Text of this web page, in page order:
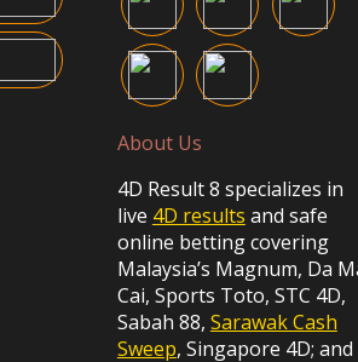
About Us
4D Result 8 specializes in
live 4D results and safe
online betting covering
Malaysia’s Magnum, Da
Cai, Sports Toto, STC 4D,
Sabah 88, Sarawak Cash
Sweep, Singapore 4D; and